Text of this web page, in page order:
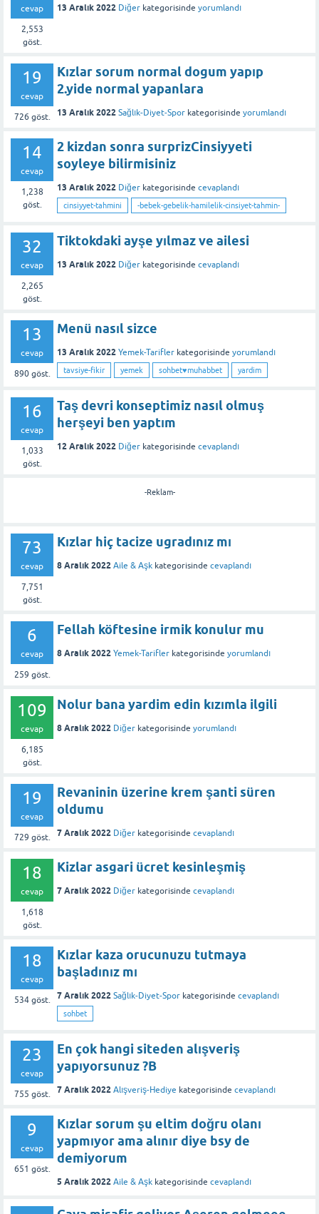
cevap
2,553
göst.
13 Aralık 2022 Diğer kategorisinde yorumlandı
19
cevap
726 göst.
Kızlar sorum normal dogum yapıp
2.yide normal yapanlara
13 Aralık 2022 Sağlık-Diyet-Spor kategorisinde yorumlandı
14
cevap
1,238
göst.
2 kizdan sonra surprizCinsiyyeti
soyleye bilirmisiniz
13 Aralık 2022 Diğer kategorisinde cevaplandı
cinsiyyet-tahmini -bebek-gebelik-hamilelik-cinsiyet-tahmin-
32
cevap
2,265
göst.
Tiktokdaki ayşe yılmaz ve ailesi
13 Aralık 2022 Diğer kategorisinde cevaplandı
13
cevap
890göst.
Menü nasıl sizce
13 Aralık 2022 Yemek-Tarifler kategorisinde yorumlandı
tavsiye-fikir yemek sohbet♥️muhabbet yardim
16
cevap
1,033
göst.
Taş devri konseptimiz nasıl olmuş
herşeyi ben yaptım
12 Aralık 2022 Diğer kategorisinde cevaplandı
-Reklam-
73
cevap
7,751
göst.
Kızlar hiç tacize ugradınız mı
8 Aralık 2022 Aile & Aşk kategorisinde cevaplandı
6
cevap
259 göst.
Fellah köftesine irmik konulur mu
8 Aralık 2022 Yemek-Tarifler kategorisinde yorumlandı
109
cevap
6,185
göst.
Nolur bana yardim edin kızımla ilgili
8 Aralık 2022 Diğer kategorisinde yorumlandı
19
cevap
729 göst.
Revaninin üzerine krem şanti süren
oldumu
7 Aralık 2022 Diğer kategorisinde cevaplandı
18
cevap
1,618
göst.
Kizlar asgari ücret kesinleşmiş
7 Aralık 2022 Diğer kategorisinde cevaplandı
18
cevap
534göst.
Kızlar kaza orucunuzu tutmaya
başladınız mı
7 Aralık 2022 Sağlık-Diyet-Spor kategorisinde cevaplandı
sohbet
23
cevap
755 göst.
En çok hangi siteden alışveriş
yapıyorsunuz ?B
7 Aralık 2022 Alışveriş-Hediye kategorisinde cevaplandı
9
cevap
651 göst.
Kızlar sorum şu eltim doğru olanı
yapmıyor ama alınır diye bsy de
demiyorum
5 Aralık 2022 Aile & Aşk kategorisinde cevaplandı